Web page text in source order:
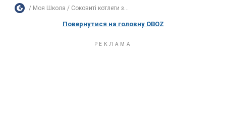
Моя Школа Соковиті котлети з...
Повернутися на головну OBOZ